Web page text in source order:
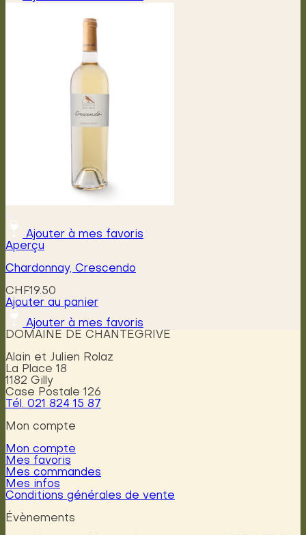
Ajouter à mes favoris
Aperçu
Chardonnay, Crescendo
CHF19.50
Ajouter au panier
Ajouter à mes favoris
DOMAINE DE CHANTEGRIVE
Alain et Julien Rolaz
La Place 18
1182 Gilly
Case Postale 126
Tél. 021 824 15 87
Mon compte
Mon compte
Mes favoris
Mes commandes
Mes infos
Conditions générales de vente
Évènements